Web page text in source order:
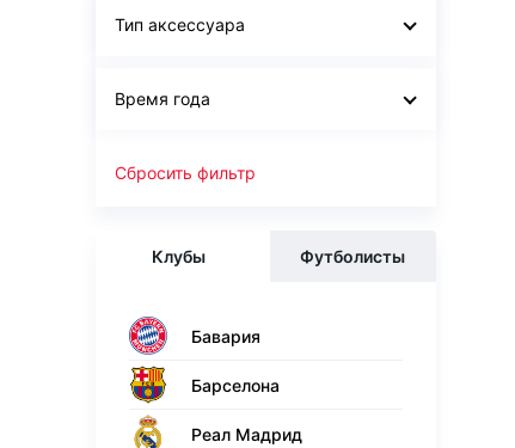
Тип аксессуара
Время года
Сбросить фильтр
Клубы Футболисты
Бавария
Барселона
Реал Мадрид